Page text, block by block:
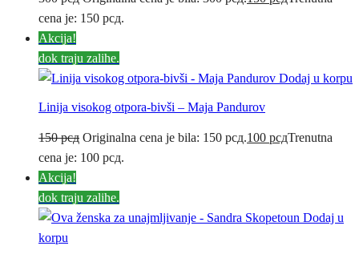
cena je: 150 рсд.
Akcija!
dok traju zalihe.
Dodaj u korpu
Linija visokog otpora-bivši – Maja Pandurov
150рсд Originalna cena je bila: 150 рсд.100 рсдTrenutna
cena je: 100 рсд.
Akcija!
dok traju zalihe.
Dodaj u
korpu